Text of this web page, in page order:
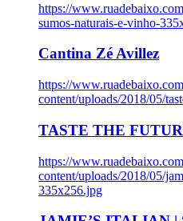
https://
sumos-naturais-e-vinho-
Cantina Zé Avillez
https://
content/uploads/2018/05/
TASTE THE
https://
content/uploads/2018/05/
335x256.jpg